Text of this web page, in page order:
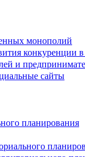
монополий
конкуренции
и
сайты
планирования